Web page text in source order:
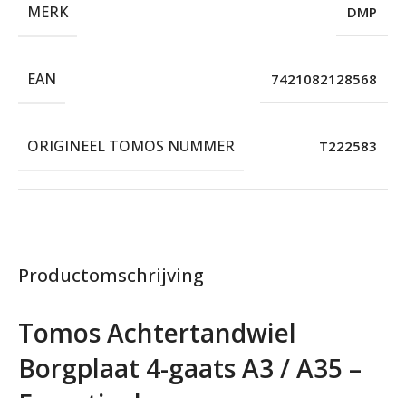
Productomschrijving
Tomos Achtertandwiel
Borgplaat 4-gaats A3 / A35 –
MERK DMP
EAN 7421082128568
ORIGINEEL TOMOS NUMMER T222583